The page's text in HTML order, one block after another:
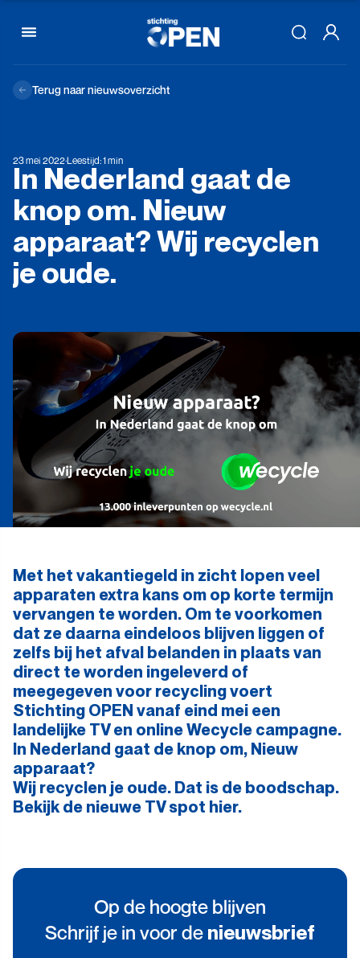
Terug naar nieuwsoverzicht
23 mei 2022·Leestijd: 1 min
In Nederland gaat de
knop om. Nieuw
apparaat?Wij recyclen
je oude.
Met het vakantiegeld in zicht lopen veel
apparaten extra kans om op korte termijn
vervangen te worden. Om te voorkomen
dat ze daarna eindeloos blijven liggen of
zelfs bij het afval belanden in plaats van
direct te worden ingeleverd of
meegegeven voor recycling voert
Stichting OPEN vanaf eind mei een
landelijke TV en online Wecycle campagne.
In Nederland gaat de knop om, Nieuw
apparaat?
Wij recyclen je oude. Dat is de boodschap.
Bekijk de nieuwe TV spot hier.
Op de hoogte blijven
Schrijf je in voor de nieuwsbrief